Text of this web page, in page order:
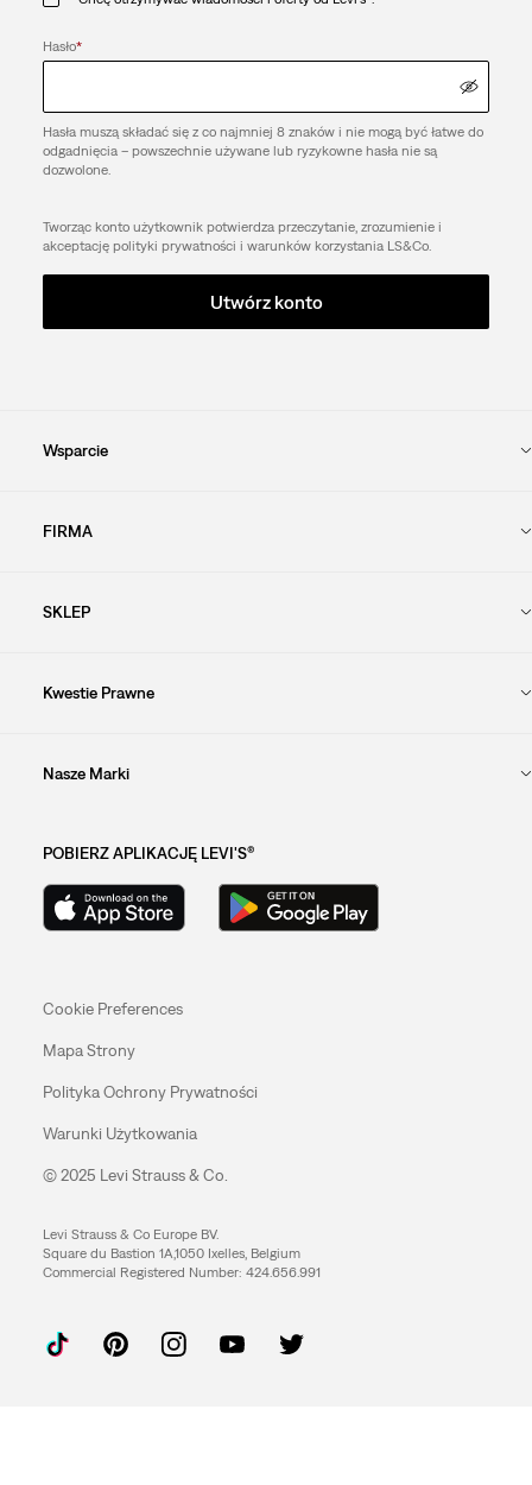
Hasło*
Hasła muszą składać się z co najmniej 8 znaków i nie mogą być łatwe do
odgadnięcia – powszechnie używane lub ryzykowne hasła nie są
dozwolone.
Tworząc konto użytkownik potwierdza przeczytanie, zrozumienie i
akceptację polityki prywatności i warunków korzystania LS&Co.
Utwórz konto
Wsparcie
FIRMA
SKLEP
Kwestie Prawne
Nasze Marki
POBIERZ APLIKACJĘ LEVI'S®
Cookie Preferences
Mapa Strony
Polityka Ochrony Prywatności
Warunki Użytkowania
© 2025 Levi Strauss & Co.
Levi Strauss & Co Europe BV.
Square du Bastion 1A,1050 Ixelles, Belgium
Commercial Registered Number: 424.656.991